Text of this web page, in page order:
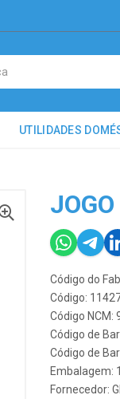
UTILIDADES
Código do
Código:
Código NCM:
Código de
Código de
Embalagem:
Fornecedor: